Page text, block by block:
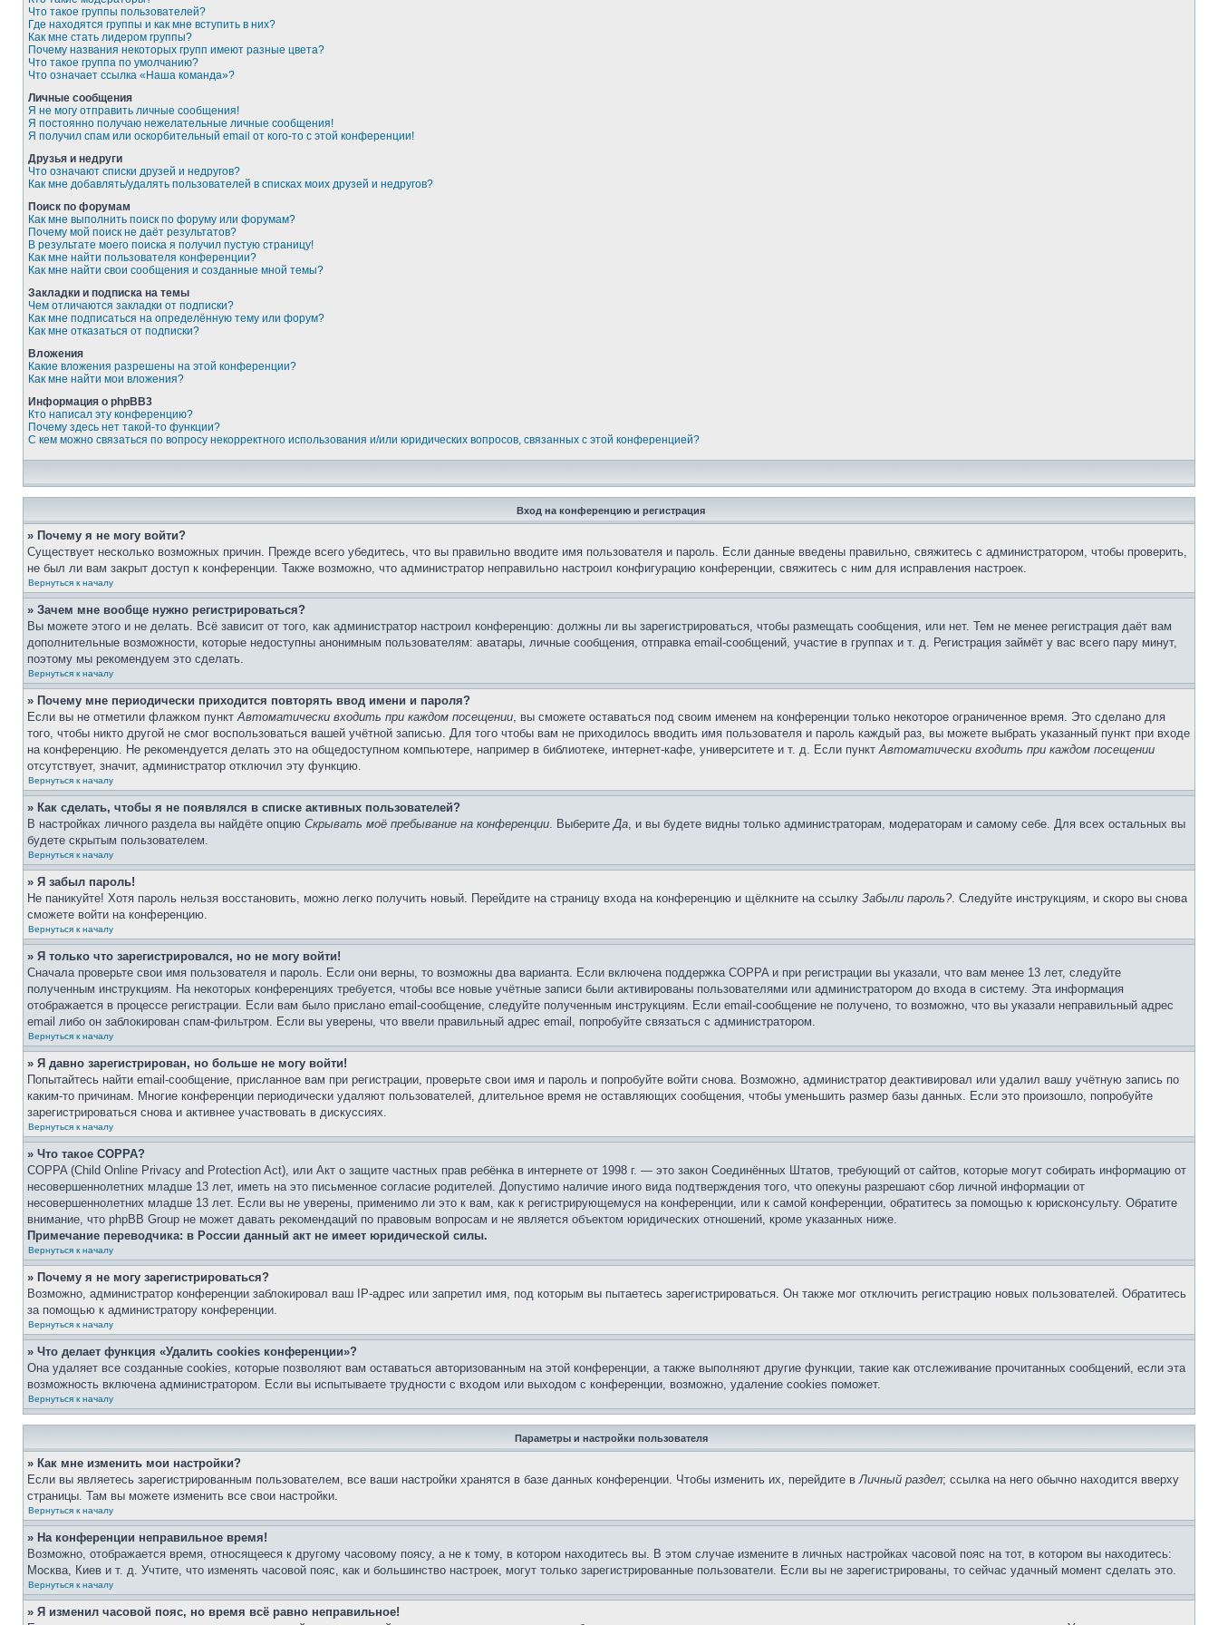
Что такое группы пользователей?
Где находятся группы и как мне вступить в них?
Как мне стать лидером группы?
Почему названия некоторых групп имеют разные цвета?
Что такое группа по умолчанию?
Что означает ссылка «Наша команда»?
Личные сообщения
Я не могу отправить личные сообщения!
Я постоянно получаю нежелательные личные сообщения!
Я получил спам или оскорбительный email от кого-то с этой конференции!
Друзья и недруги
Что означают списки друзей и недругов?
Как мне добавлять/удалять пользователей в списках моих друзей и недругов?
Поиск по форумам
Как мне выполнить поиск по форуму или форумам?
Почему мой поиск не даёт результатов?
В результате моего поиска я получил пустую страницу!
Как мне найти пользователя конференции?
Как мне найти свои сообщения и созданные мной темы?
Закладки и подписка на темы
Чем отличаются закладки от подписки?
Как мне подписаться на определённую тему или форум?
Как мне отказаться от подписки?
Вложения
Какие вложения разрешены на этой конференции?
Как мне найти мои вложения?
Информация о phpBB3
Кто написал эту конференцию?
Почему здесь нет такой-то функции?
С кем можно связаться по вопросу некорректного использования и/или юридических вопросов, связанных с этой конференцией?
Вход на конференцию и регистрация
» Почему я не могу войти?
Существует несколько возможных причин. Прежде всего убедитесь, что вы правильно вводите имя пользователя и пароль. Если данные введены правильно, свяжитесь с администратором, чтобы проверить,
не был ли вам закрыт доступ к конференции. Также возможно, что администратор неправильно настроил конфигурацию конференции, свяжитесь с ним для исправления настроек.
Вернуться к началу
» Зачем мне вообще нужно регистрироваться?
Вы можете этого и не делать. Всё зависит от того, как администратор настроил конференцию: должны ли вы зарегистрироваться, чтобы размещать сообщения, или нет. Тем не менее регистрация даёт вам
дополнительные возможности, которые недоступны анонимным пользователям: аватары, личные сообщения, отправка email-сообщений, участие в группах и т. д. Регистрация займёт у вас всего пару минут,
поэтому мы рекомендуем это сделать.
Вернуться к началу
» Почему мне периодически приходится повторять ввод имени и пароля?
Если вы не отметили флажком пунктАвтоматически входить при каждом посещении, вы сможете оставаться под своим именем на конференции только некоторое ограниченное время. Это сделано для
того, чтобы никто другой не смог воспользоваться вашей учётной записью. Для того чтобы вам не приходилось вводить имя пользователя и пароль каждый раз, вы можете выбрать указанный пункт при входе
на конференцию. Не рекомендуется делать это на общедоступном компьютере, например в библиотеке, интернет-кафе, университете и т. д. Если пунктАвтоматически входить при каждом посещении
отсутствует, значит, администратор отключил эту функцию.
Вернуться к началу
» Как сделать, чтобы я не появлялся в списке активных пользователей?
В настройках личного раздела вы найдёте опцию Скрывать моё пребывание на конференции. ВыберитеДа, и вы будете видны только администраторам, модераторам и самому себе. Для всех остальных вы
будете скрытым пользователем.
Вернуться к началу
» Я забыл пароль!
Не паникуйте! Хотя пароль нельзя восстановить, можно легко получить новый. Перейдите на страницу входа на конференцию и щёлкните на ссылку Забыли пароль?. Следуйте инструкциям, и скоро вы снова
сможете войти на конференцию.
Вернуться к началу
» Я только что зарегистрировался, но не могу войти!
Сначала проверьте свои имя пользователя и пароль. Если они верны, то возможны два варианта. Если включена поддержка COPPA и при регистрации вы указали, что вам менее 13 лет, следуйте
полученным инструкциям. На некоторых конференциях требуется, чтобы все новые учётные записи были активированы пользователями или администратором до входа в систему. Эта информация
отображается в процессе регистрации. Если вам было прислано email-сообщение, следуйте полученным инструкциям. Если email-сообщение не получено, то возможно, что вы указали неправильный адрес
email либо он заблокирован спам-фильтром. Если вы уверены, что ввели правильный адрес email, попробуйте связаться с администратором.
Вернуться к началу
» Я давно зарегистрирован, но больше не могу войти!
Попытайтесь найти email-сообщение, присланное вам при регистрации, проверьте свои имя и пароль и попробуйте войти снова. Возможно, администратор деактивировал или удалил вашу учётную запись по
каким-то причинам. Многие конференции периодически удаляют пользователей, длительное время не оставляющих сообщения, чтобы уменьшить размер базы данных. Если это произошло, попробуйте
зарегистрироваться снова и активнее участвовать в дискуссиях.
Вернуться к началу
» Что такое COPPA?
COPPA (Child Online Privacy and Protection Act), или Акт о защите частных прав ребёнка в интернете от 1998 г. — это закон Соединённых Штатов, требующий от сайтов, которые могут собирать информацию от
несовершеннолетних младше 13 лет, иметь на это письменное согласие родителей. Допустимо наличие иного вида подтверждения того, что опекуны разрешают сбор личной информации от
несовершеннолетних младше 13 лет. Если вы не уверены, применимо ли это к вам, как к регистрирующемуся на конференции, или к самой конференции, обратитесь за помощью к юрисконсульту. Обратите
внимание, что phpBB Group не может давать рекомендаций по правовым вопросам и не является объектом юридических отношений, кроме указанных ниже.
Примечание переводчика: в России данный акт не имеет юридической силы.
Вернуться к началу
» Почему я не могу зарегистрироваться?
Возможно, администратор конференции заблокировал ваш IP-адрес или запретил имя, под которым вы пытаетесь зарегистрироваться. Он также мог отключить регистрацию новых пользователей. Обратитесь
за помощью к администратору конференции.
Вернуться к началу
» Что делает функция «Удалить cookies конференции»?
Она удаляет все созданные cookies, которые позволяют вам оставаться авторизованным на этой конференции, а также выполняют другие функции, такие как отслеживание прочитанных сообщений, если эта
возможность включена администратором. Если вы испытываете трудности с входом или выходом с конференции, возможно, удаление cookies поможет.
Вернуться к началу
Параметры и настройки пользователя
» Как мне изменить мои настройки?
Если вы являетесь зарегистрированным пользователем, все ваши настройки хранятся в базе данных конференции. Чтобы изменить их, перейдите вЛичный раздел; ссылка на него обычно находится вверху
страницы. Там вы можете изменить все свои настройки.
Вернуться к началу
» На конференции неправильное время!
Возможно, отображается время, относящееся к другому часовому поясу, а не к тому, в котором находитесь вы. В этом случае измените в личных настройках часовой пояс на тот, в котором вы находитесь:
Москва, Киев и т. д. Учтите, что изменять часовой пояс, как и большинство настроек, могут только зарегистрированные пользователи. Если вы не зарегистрированы, то сейчас удачный момент сделать это.
Вернуться к началу
» Я изменил часовой пояс, но время всё равно неправильное!